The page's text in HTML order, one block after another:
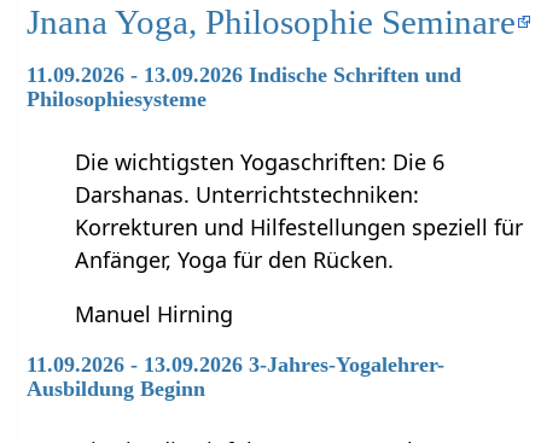
Jnana Yoga, Philosophie Seminare
11.09.2026 - 13.09.2026 Indische Schriften und
Philosophiesysteme
Die wichtigsten Yogaschriften: Die 6
Darshanas. Unterrichtstechniken:
Korrekturen und Hilfestellungen speziell für
Anfänger, Yoga für den Rücken.
Manuel Hirning
11.09.2026 - 13.09.2026 3-Jahres-Yogalehrer-
Ausbildung Beginn